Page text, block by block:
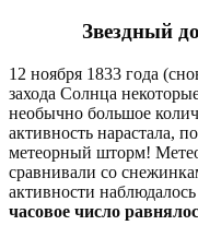
Звездный
12 ноября 1833 года
захода Солнца
необычно большое
активность нарастала,
метеорный шторм!
сравнивали со
активности
часовое число